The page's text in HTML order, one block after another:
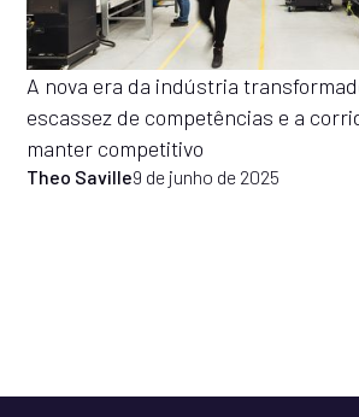
A nova era da indústria
escassez de competências e a
manter competitivo
Theo Saville9 de junho de 2025